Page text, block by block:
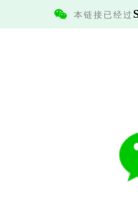
本链接已经过